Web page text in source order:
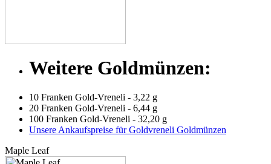
Weitere Goldmünzen:
10 Franken Gold-Vreneli - 3,22 g
20 Franken Gold-Vreneli - 6,44 g
100 Franken Gold-Vreneli - 32,20 g
Unsere Ankaufspreise für Goldvreneli Goldmünzen
Maple Leaf